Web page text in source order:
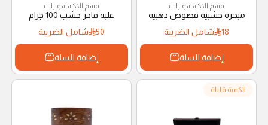
قسم الاكسسوارات
مبخرة خشبية فصوص ذهبية
18
شامل الضريبة
إضافة للسلة
قسم الاكسسوارات
علبة فاخر خشب 100 جرام
50
شامل الضريبة
إضافة للسلة
الكمية قليلة